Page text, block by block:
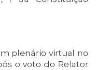
plenário virtual no
o voto do Relator